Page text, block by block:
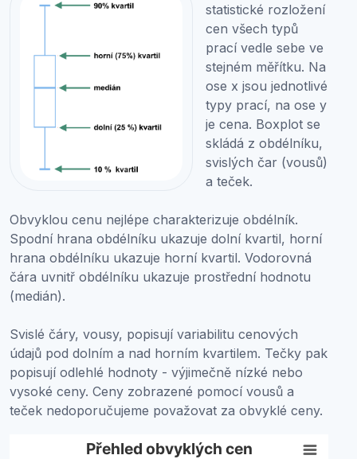
statistické rozložení
cen všech typů
prací vedle sebe ve
stejném měřítku. Na
ose x jsou jednotlivé
typy prací, na ose y
je cena. Boxplot se
skládá z obdélníku,
svislých čar (vousů)
a teček.
Obvyklou cenu nejlépe charakterizuje obdélník.
Spodní hrana obdélníku ukazuje dolní kvartil, horní
hrana obdélníku ukazuje horní kvartil. Vodorovná
čára uvnitř obdélníku ukazuje prostřední hodnotu
(medián).
Svislé čáry, vousy, popisují variabilitu cenových
údajů pod dolním a nad horním kvartilem. Tečky pak
popisují odlehlé hodnoty - výjimečně nízké nebo
vysoké ceny. Ceny zobrazené pomocí vousů a
teček nedoporučujeme považovat za obvyklé ceny.
Přehled obvyklých cen
Přehled obvyklých cen